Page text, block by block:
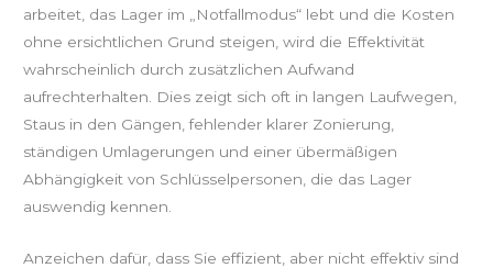
arbeitet, das Lager im „Notfallmodus“ lebt und die Kosten
ohne ersichtlichen Grund steigen, wird die Effektivität
wahrscheinlich durch zusätzlichen Aufwand
aufrechterhalten. Dies zeigt sich oft in langen Laufwegen,
Staus in den Gängen, fehlender klarer Zonierung,
ständigen Umlagerungen und einer übermäßigen
Abhängigkeit von Schlüsselpersonen, die das Lager
auswendig kennen.
Anzeichen dafür, dass Sie effizient, aber nicht effektiv sind